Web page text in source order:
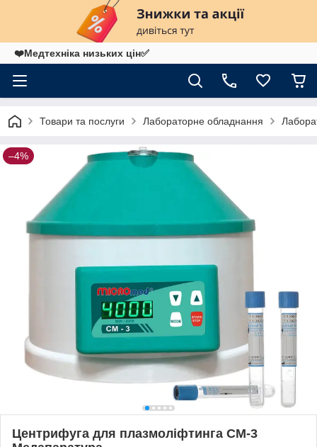
❤️Медтехніка низьких цін✅
Товари та послуги Лабораторне обладнання
–4%
Центрифуга для плазмоліфтинга СМ-3